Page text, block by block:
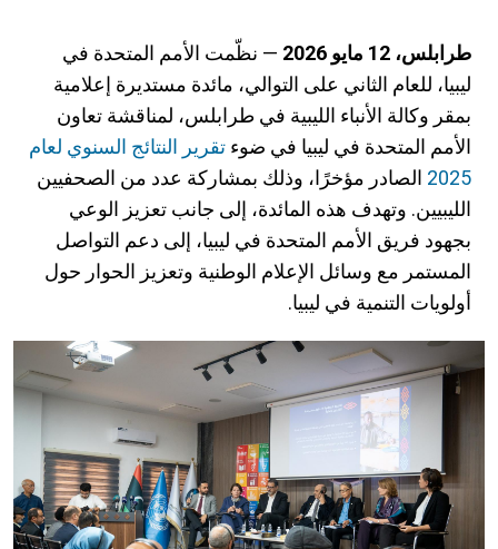
طرابلس، 12 مايو 2026
— نظّمت الأمم المتحدة في
ليبيا، للعام الثاني على التوالي، مائدة مستديرة إعلامية
بمقر وكالة الأنباء الليبية في طرابلس، لمناقشة تعاون
الأمم المتحدة في ليبيا في ضوء تقرير النتائج السنوي لعام
2025 الصادر مؤخرًا، وذلك بمشاركة عدد من الصحفيين
الليبيين. وتهدف هذه المائدة، إلى جانب تعزيز الوعي
بجهود فريق الأمم المتحدة في ليبيا، إلى دعم التواصل
المستمر مع وسائل الإعلام الوطنية وتعزيز الحوار حول
أولويات التنمية في ليبيا.